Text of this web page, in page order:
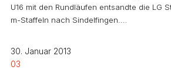
U16 mit den Rundläufen entsandte die LG
m-Staffeln nach Sindelfingen.…
30. Januar 2013
03